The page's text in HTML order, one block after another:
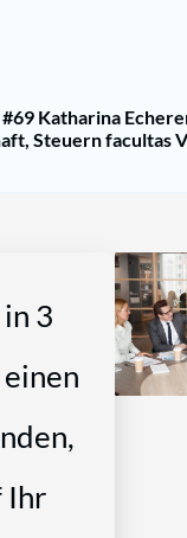
Katharina
Steuern facultas
3
Ihr